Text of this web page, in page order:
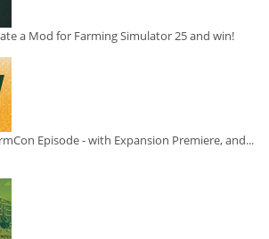
a Mod for Farming Simulator 25 and win!
Episode - with Expansion Premiere, and...